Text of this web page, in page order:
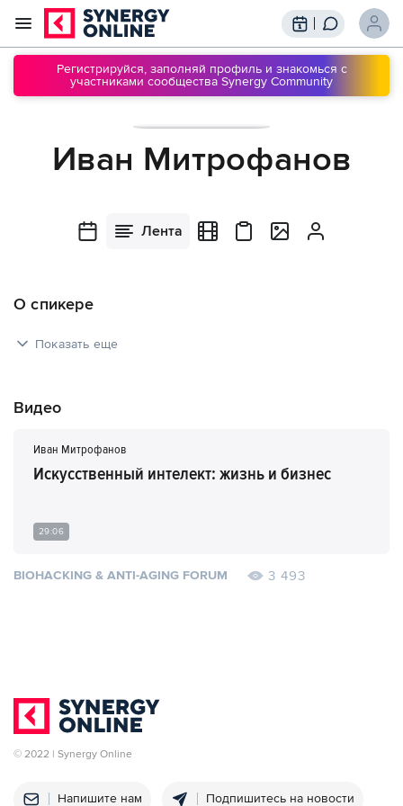
Регистрируйся, заполняй профиль и знакомься с
участниками сообщества Synergy Community
Трансляции
Вебинары
Обучение
Знания
Подписки
Иван Митрофанов
Лента
О спикере
Показать еще
Видео
Иван Митрофанов
Искусственный интелект: жизнь и бизнес
29:06
BIOHACKING & ANTI-AGING FORUM 3 493
© 2022 | Synergy Online
Напишите нам Подпишитесь на новости